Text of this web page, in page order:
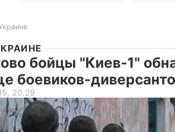
бойцы "Киев-1"
боевиков-
20.29